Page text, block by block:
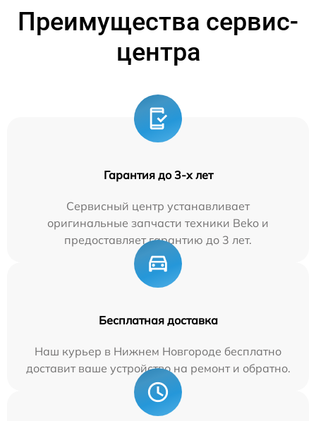
Преимущества сервис-
центра
Гарантия до 3-х лет
Сервисный центр устанавливает
оригинальные запчасти техники Beko и
предоставляет гарантию до 3 лет.
Бесплатная доставка
Наш курьер в Нижнем Новгороде бесплатно
доставит ваше устройство на ремонт и обратно.